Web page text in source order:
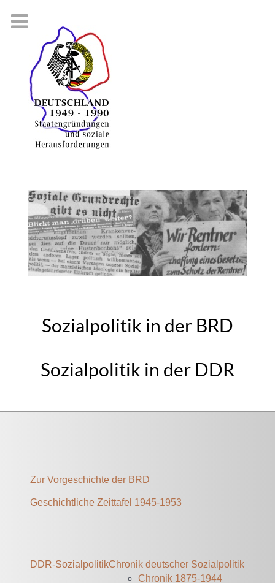
Sozialpolitik in der BRD
Sozialpolitik in der DDR
Zur Vorgeschichte der BRD
Geschichtliche Zeittafel 1945-1953
DDR-SozialpolitikChronik deutscher Sozialpolitik
Chronik 1875-1944